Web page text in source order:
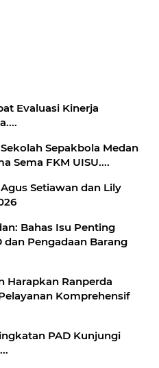
Evaluasi Kinerja
Sepakbola Medan
Sema FKM UISU....
Setiawan dan Lily
Bahas Isu Penting
Harapkan Ranperda
Komprehensif
PAD Kunjungi